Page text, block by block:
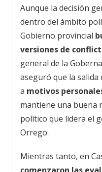
Aunque la decisión
dentro del ámbito
Gobierno provincial
versiones de
general de la
aseguró que la
a motivos
mantiene una buena
político que lidera el
Orrego.
Mientras tanto, en